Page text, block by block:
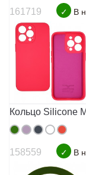
161719 ✓ В
Кольцо Silicone
158559 ✓ В